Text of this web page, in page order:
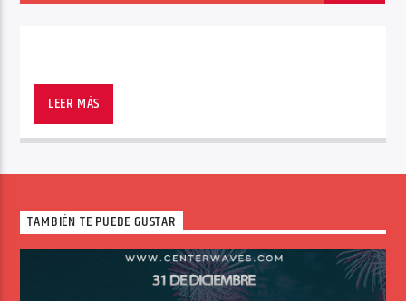
LEER MÁS
TAMBIÉN TE PUEDE GUSTAR